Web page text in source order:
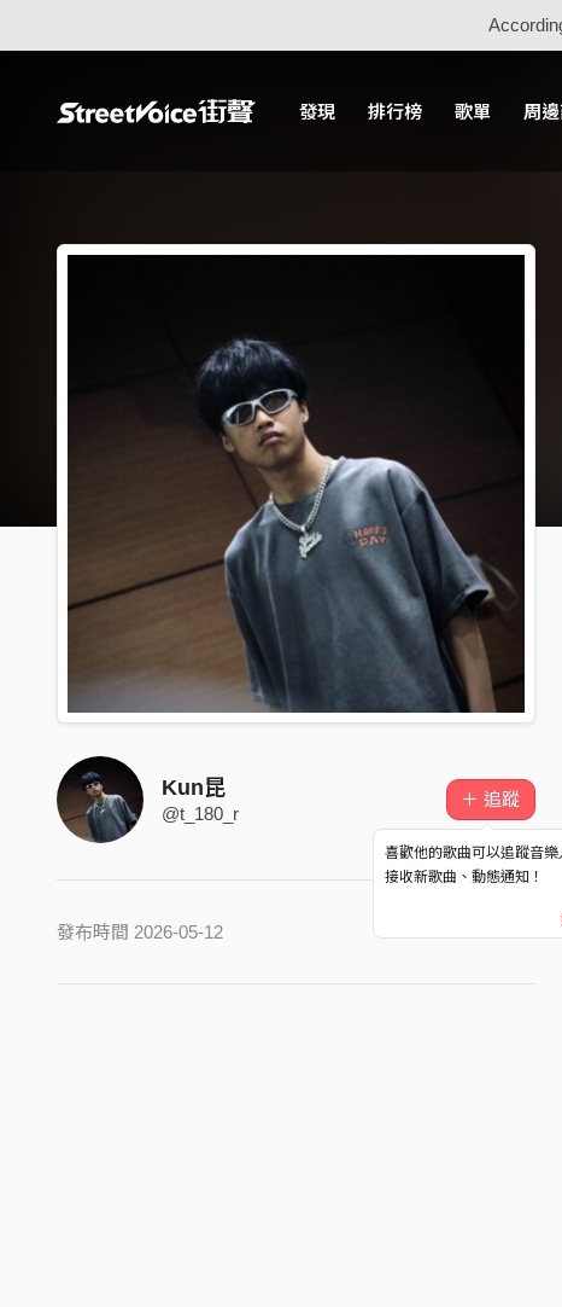
發現 排行榜 歌單 周
Kun昆
@t_180_r
＋ 追蹤
喜歡他的歌曲可以追蹤音樂
接收新歌曲、動態通知！
發布時間 2026-05-12